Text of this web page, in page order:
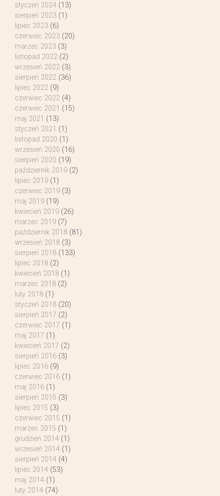
styczeń 2024 (13)
sierpień 2023 (1)
lipiec 2023 (6)
czerwiec 2023 (20)
marzec 2023 (3)
listopad 2022 (2)
wrzesień 2022 (3)
sierpień 2022 (36)
lipiec 2022 (9)
czerwiec 2022 (4)
czerwiec 2021 (15)
maj 2021 (13)
styczeń 2021 (1)
listopad 2020 (1)
wrzesień 2020 (16)
sierpień 2020 (19)
październik 2019 (2)
lipiec 2019 (1)
czerwiec 2019 (3)
maj 2019 (19)
kwiecień 2019 (26)
marzec 2019 (7)
październik 2018 (81)
wrzesień 2018 (3)
sierpień 2018 (133)
lipiec 2018 (2)
kwiecień 2018 (1)
marzec 2018 (2)
luty 2018 (1)
styczeń 2018 (20)
sierpień 2017 (2)
czerwiec 2017 (1)
maj 2017 (1)
kwiecień 2017 (2)
sierpień 2016 (3)
lipiec 2016 (9)
czerwiec 2016 (1)
maj 2016 (1)
sierpień 2015 (3)
lipiec 2015 (3)
czerwiec 2015 (1)
marzec 2015 (1)
grudzień 2014 (1)
wrzesień 2014 (1)
sierpień 2014 (4)
lipiec 2014 (53)
maj 2014 (1)
luty 2014 (74)